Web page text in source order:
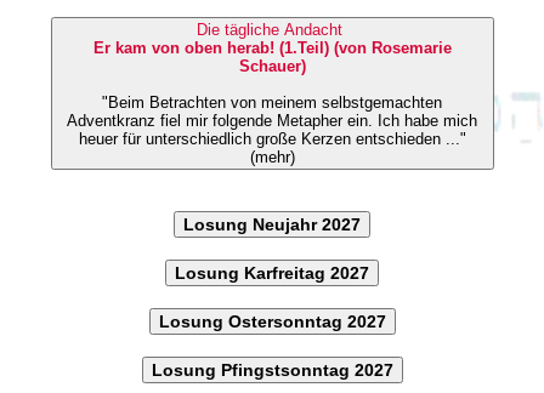
Die tägliche Andacht
Er kam von oben herab! (1.Teil) (von Rosemarie
Schauer)
"Beim Betrachten von meinem selbstgemachten
Adventkranz fiel mir folgende Metapher ein. Ich habe mich
heuer für unterschiedlich große Kerzen entschieden ..."
(mehr)
Losung Neujahr 2027
Losung Karfreitag 2027
Losung Ostersonntag 2027
Losung Pfingstsonntag 2027